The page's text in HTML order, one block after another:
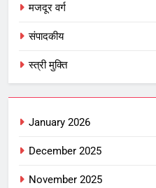
मजदूर वर्ग
संपादकीय
स्त्री मुक्ति
January 2026
December 2025
November 2025